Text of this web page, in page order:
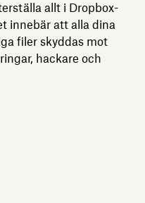
allt i Dropbox-
innebär att alla dina
filer skyddas mot
hackare och